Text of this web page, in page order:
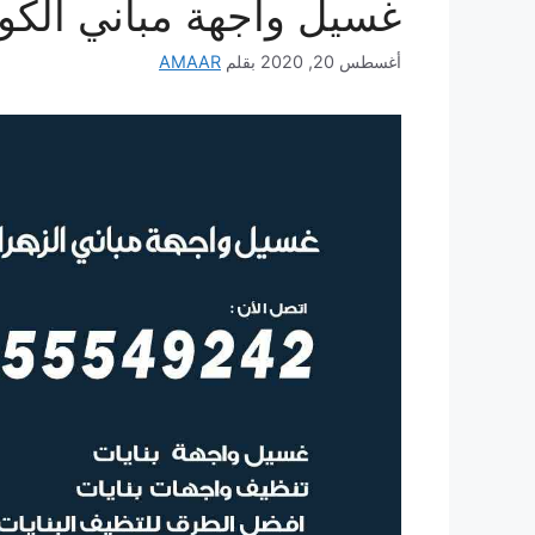
غسيل واجهة مباني
أغسطس 20, 2020 بقلم AMAAR